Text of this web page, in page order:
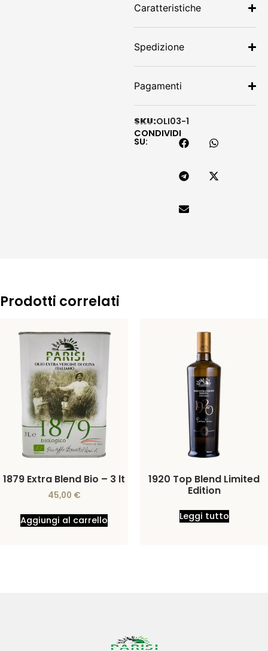
Caratteristiche
Spedizione
Pagamenti
SKU:OLI03-1
CONDIVIDI
SU:
Prodotti correlati
1879 Extra Blend Bio – 3 lt
45,00 €
Aggiungi al carrello
1920 Top Blend Limited
Edition
Leggi tutto